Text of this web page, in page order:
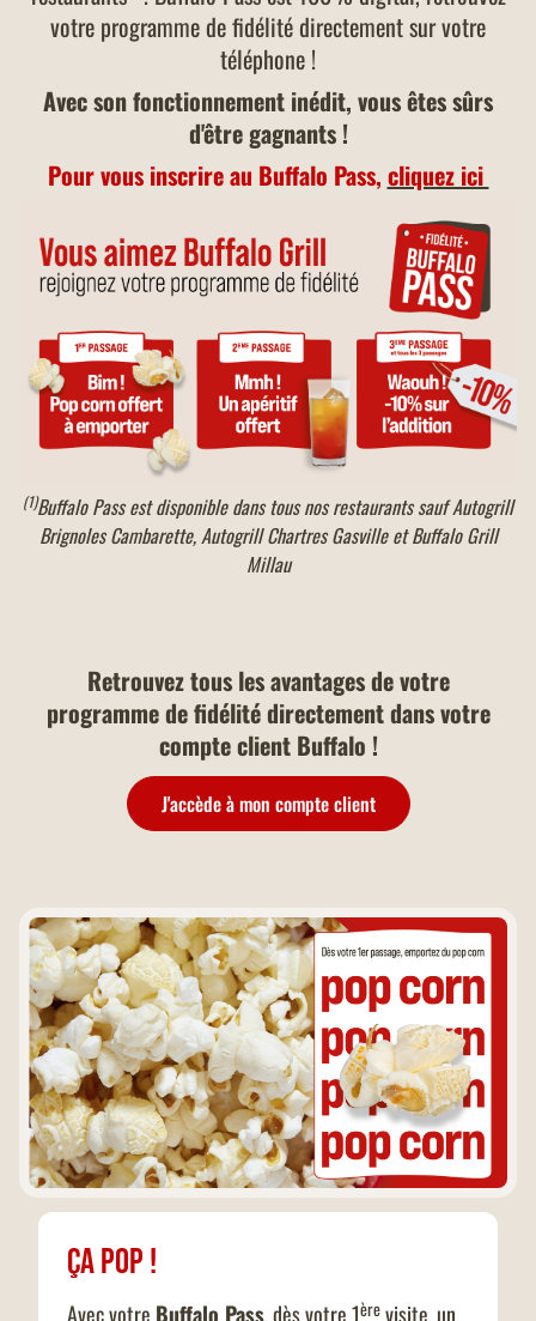
votre programme de fidélité directement sur votre
téléphone !
Avec son fonctionnement inédit, vous êtes sûrs
d'être gagnants !
Pour vous inscrire au Buffalo Pass, cliquez ici
(1)Buffalo Pass est disponible dans tous nos restaurants sauf Autogrill
Brignoles Cambarette, Autogrill Chartres Gasville et Buffalo Grill
Millau
Retrouvez tous les avantages de votre
programme de fidélité directement dans votre
compte client Buffalo !
J'accède à mon compte client
Ça pop !
Avec votre Buffalo Pass , dès votre 1ère visite, un